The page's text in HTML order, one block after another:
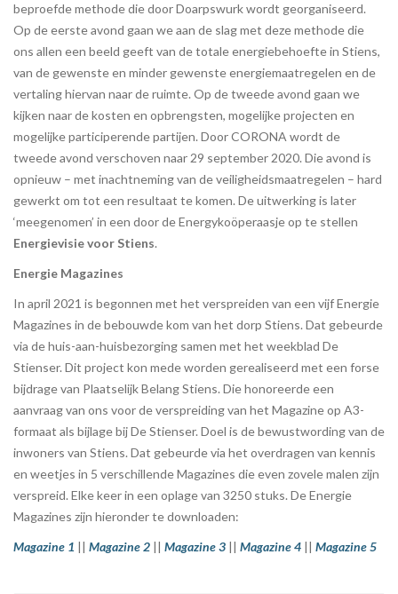
beproefde methode die door Doarpswurk wordt georganiseerd.
Op de eerste avond gaan we aan de slag met deze methode die
ons allen een beeld geeft van de totale energiebehoefte in Stiens,
van de gewenste en minder gewenste energiemaatregelen en de
vertaling hiervan naar de ruimte. Op de tweede avond gaan we
kijken naar de kosten en opbrengsten, mogelijke projecten en
mogelijke participerende partijen. Door CORONA wordt de
tweede avond verschoven naar 29 september 2020. Die avond is
opnieuw – met inachtneming van de veiligheidsmaatregelen – hard
gewerkt om tot een resultaat te komen. De uitwerking is later
‘meegenomen’ in een door de Energykoöperaasje op te stellen
Energievisie voor Stiens.
Energie Magazines
In april 2021 is begonnen met het verspreiden van een vijf Energie
Magazines in de bebouwde kom van het dorp Stiens. Dat gebeurde
via de huis-aan-huisbezorging samen met het weekblad De
Stienser. Dit project kon mede worden gerealiseerd met een forse
bijdrage van Plaatselijk Belang Stiens. Die honoreerde een
aanvraag van ons voor de verspreiding van het Magazine op A3-
formaat als bijlage bij De Stienser. Doel is de bewustwording van de
inwoners van Stiens. Dat gebeurde via het overdragen van kennis
en weetjes in 5 verschillende Magazines die even zovele malen zijn
verspreid. Elke keer in een oplage van 3250 stuks. De Energie
Magazines zijn hieronder te downloaden:
Magazine 1 || Magazine 2 || Magazine 3 || Magazine 4 || Magazine 5